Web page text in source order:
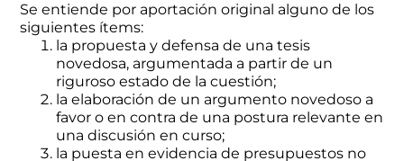
Se entiende por aportación original alguno de los
siguientes ítems:
la propuesta y defensa de una tesis
novedosa, argumentada a partir de un
riguroso estado de la cuestión;
la elaboración de un argumento novedoso a
favor o en contra de una postura relevante en
una discusión en curso;
la puesta en evidencia de presupuestos no